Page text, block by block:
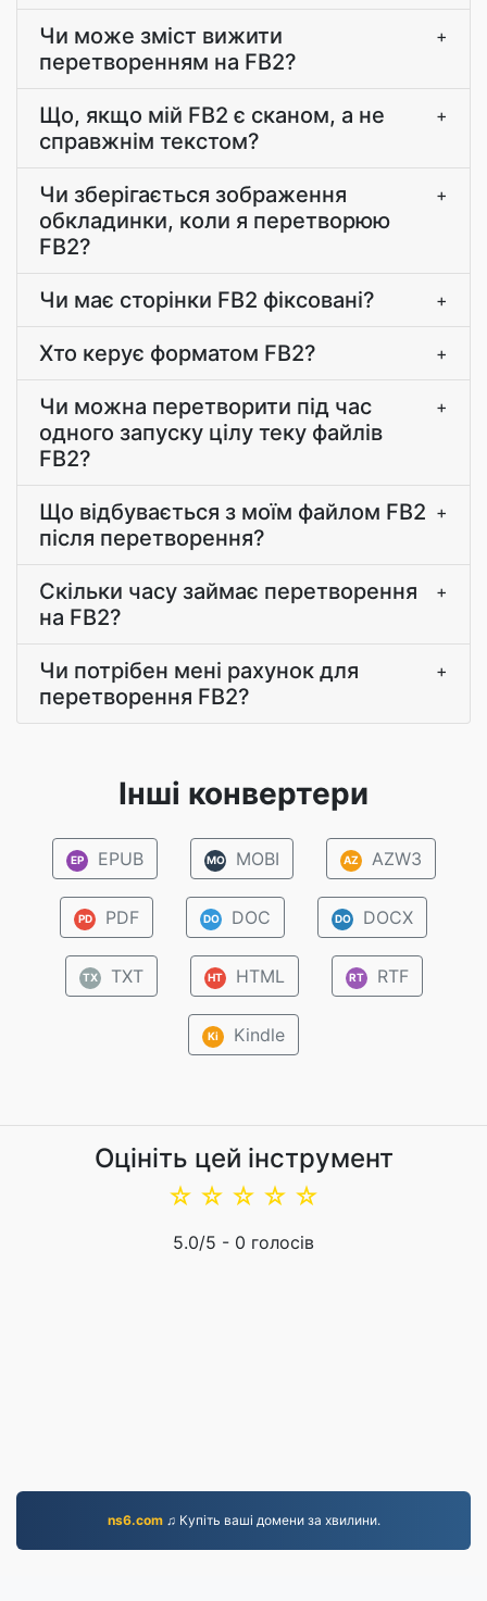
Чи може зміст вижити
перетворенням на FB2?
+
Що, якщо мій FB2 є сканом, а не
справжнім текстом?
+
Чи зберігається зображення
обкладинки, коли я перетворюю
FB2?
+
Чи має сторінки FB2 фіксовані? +
Хто керує форматом FB2? +
Чи можна перетворити під час
одного запуску цілу теку файлів
FB2?
+
Що відбувається з моїм файлом FB2
після перетворення?
+
Скільки часу займає перетворення
на FB2?
+
Чи потрібен мені рахунок для
перетворення FB2?
+
Інші конвертери
EP EPUB MO MOBI AZ AZW3
PD PDF DO DOC DO DOCX
TX TXT HT HTML RT RTF
Ki Kindle
Оцініть цей інструмент
☆
☆
☆
☆
☆
5.0/5 - 0 голосів
ns6.com♫ Купіть ваші домени за хвилини.